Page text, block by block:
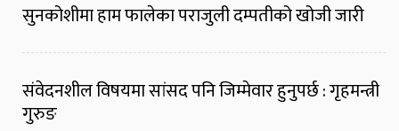
सुनकोशीमा हाम फालेका पराजुली दम्पतीको खोजी जारी
संवेदनशील विषयमा सांसद पनि जिम्मेवार हुनुपर्छ : गृहमन्त्री
गुरुङ